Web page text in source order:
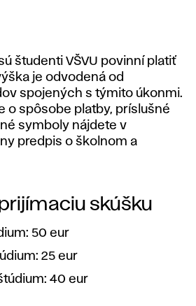
študenti VŠVU povinní platiť
je odvodená od
spojených s týmito úkonmi.
o spôsobe platby, príslušné
symboly nájdete v
predpis o školnom a
skúšku
50 eur
25 eur
40 eur